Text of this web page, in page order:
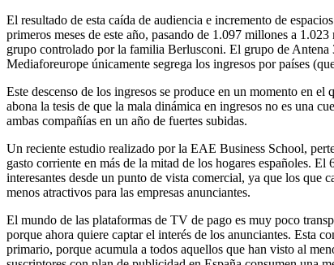
El resultado de esta caída de audiencia e incremento de
primeros meses de este año, pasando de 1.097 millones a
grupo controlado por la familia Berlusconi. El grupo de
Mediaforeurope únicamente segrega los ingresos por países
Este descenso de los ingresos se produce en un momento en
abona la tesis de que la mala dinámica en ingresos no es una
ambas compañías en un año de fuertes subidas.
Un reciente estudio realizado por la EAE Business School,
gasto corriente en más de la mitad de los hogares españoles.
interesantes desde un punto de vista comercial, ya que los que
menos atractivos para las empresas anunciantes.
El mundo de las plataformas de TV de pago es muy poco
porque ahora quiere captar el interés de los anunciantes. Esta
primario, porque acumula a todos aquellos que han visto al